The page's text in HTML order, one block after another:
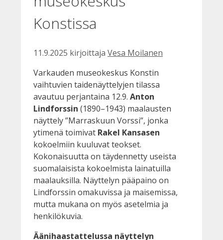
Konstissa
11.9.2025 kirjoittaja Vesa Moilanen
Varkauden museokeskus Konstin
vaihtuvien taidenäyttelyjen tilassa
avautuu perjantaina 12.9. Anton
Lindforssin (1890–1943) maalausten
näyttely ”Marraskuun Vorssi”, jonka
ytimenä toimivat Rakel Kansasen
kokoelmiin kuuluvat teokset.
Kokonaisuutta on täydennetty useista
suomalaisista kokoelmista lainatuilla
maalauksilla. Näyttelyn pääpaino on
Lindforssin omakuvissa ja maisemissa,
mutta mukana on myös asetelmia ja
henkilökuvia.
Äänihaastattelussa näyttelyn